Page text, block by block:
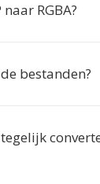
RGBA?
bestanden?